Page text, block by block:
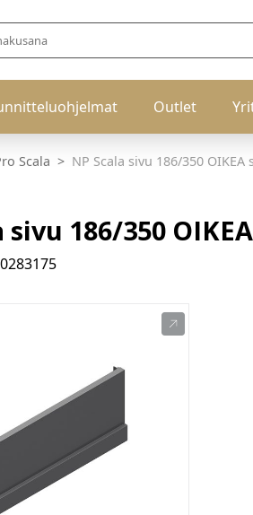
Outlet
Scala NP Scala sivu 186/350 OIKEA
sivu 186/350